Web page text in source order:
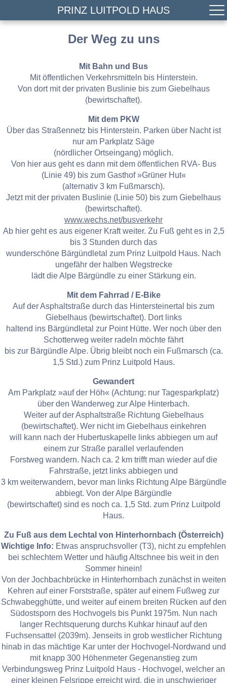
PRINZ LUITPOLD HAUS
Der Weg zu uns
Mit Bahn und Bus
Mit öffentlichen Verkehrsmitteln bis Hinterstein.
Von dort mit der privaten Buslinie bis zum Giebelhaus
(bewirtschaftet).
Mit dem PKW
Über das Straßennetz bis Hinterstein. Parken über Nacht ist
nur am Parkplatz Säge
(nördlicher Ortseingang) möglich.
Von hier aus geht es dann mit dem öffentlichen RVA- Bus
(Linie 49) bis zum Gasthof »Grüner Hut«
(alternativ 3 km Fußmarsch).
Jetzt mit der privaten Buslinie (Linie 50) bis zum Giebelhaus
(bewirtschaftet).
www.wechs.net/busverkehr
Ab hier geht es aus eigener Kraft weiter. Zu Fuß geht es in 2,5
bis 3 Stunden durch das
wunderschöne Bärgündletal zum Prinz Luitpold Haus. Nach
ungefähr der halben Wegstrecke
lädt die Alpe Bärgündle zu einer Stärkung ein.
Mit dem Fahrrad / E-Bike
Auf der Asphaltstraße durch das Hintersteinertal bis zum
Giebelhaus (bewirtschaftet). Dort links
haltend ins Bärgündletal zur Point Hütte. Wer noch über den
Schotterweg weiter radeln möchte fährt
bis zur Bärgündle Alpe. Übrig bleibt noch ein Fußmarsch (ca.
1,5 Std.) zum Prinz Luitpold Haus.
Gewandert
Am Parkplatz »auf der Höh« (Achtung: nur Tagesparkplatz)
über den Wanderweg zur Alpe Hinterbach.
Weiter auf der Asphaltstraße Richtung Giebelhaus
(bewirtschaftet). Wer nicht im Giebelhaus einkehren
will kann nach der Hubertuskapelle links abbiegen um auf
einem zur Straße parallel verlaufenden
Forstweg wandern. Nach ca. 2 km trifft man wieder auf die
Fahrstraße, jetzt links abbiegen und
3 km weiterwandern, bevor man links Richtung Alpe Bärgündle
abbiegt. Von der Alpe Bärgündle
(bewirtschaftet) sind es noch ca. 1,5 Std. zum Prinz Luitpold
Haus.
Zu Fuß aus dem Lechtal von Hinterhornbach (Österreich)
Wichtige Info: Etwas anspruchsvoller (T3), nicht zu empfehlen
bei schlechtem Wetter und häufig Altschnee bis weit in den
Sommer hinein!
Von der Jochbachbrücke in Hinterhornbach zunächst in weiten
Kehren auf einer Forststraße, später auf einem Fußweg zur
Schwabegghütte, und weiter auf einem breiten Rücken auf den
Südostsporn des Hochvogels bis Punkt 1975m. Nun nach
langer Rechtsquerung durchs Kuhkar hinauf auf den
Fuchsensattel (2039m). Jenseits in grob westlicher Richtung
hinab in das mächtige Kar unter der Hochvogel-Nordwand und
mit knapp 300 Höhenmeter Gegenanstieg zum
Verbindungsweg Prinz Luitpold Haus - Hochvogel, welcher an
einer kleinen Felsrippe erreicht wird, die in unschwieriger